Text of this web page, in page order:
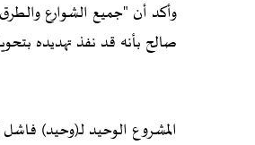
صالح بأنه قد نفذ تهديده
المشروع الوحيد لـ(وحيد)